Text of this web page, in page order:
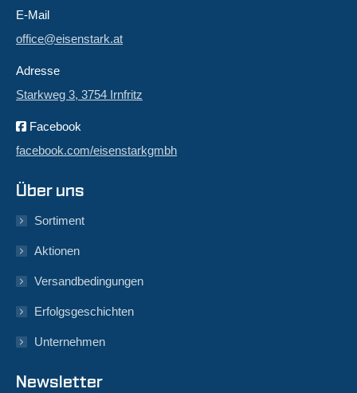
E-Mail
office@eisenstark.at
Adresse
Starkweg 3, 3754 Irnfritz
Facebook
facebook.com/eisenstarkgmbh
Über uns
Sortiment
Aktionen
Versandbedingungen
Erfolgsgeschichten
Unternehmen
Newsletter